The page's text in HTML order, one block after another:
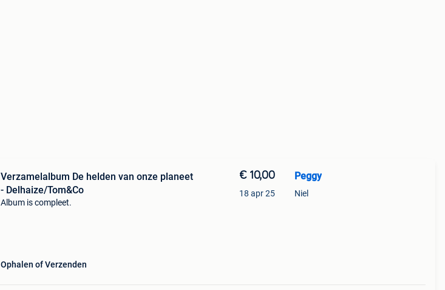
Verzamelalbum De helden van onze planeet
- Delhaize/Tom&Co
Album is compleet.
Ophalen of Verzenden
€ 10,00
18 apr 25
Peggy
Niel